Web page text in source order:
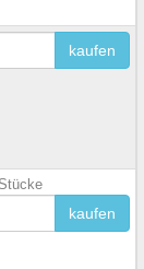
kaufen
kaufen